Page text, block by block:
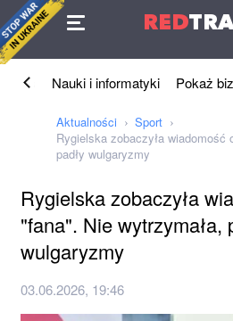
RED
Umowa
Nauki i informatyki Pokaż
Aktualności
Sport
Rygielska zobaczyła wiadomość
padły wulgaryzmy
Rygielska zobaczyła
"fana". Nie wytrzymała,
wulgaryzmy
03.06.2026, 19:46